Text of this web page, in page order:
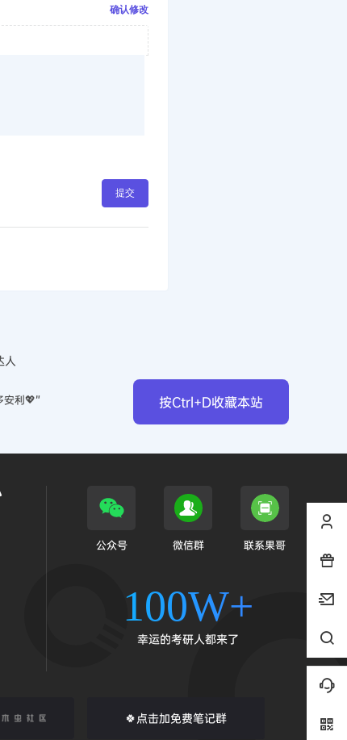
确认修改
提交
按Ctrl+D收藏本站
人
安利💖”
公众号 微信群 联系果哥
100W+
幸运的考研人都来了
🍀点击加免费笔记群